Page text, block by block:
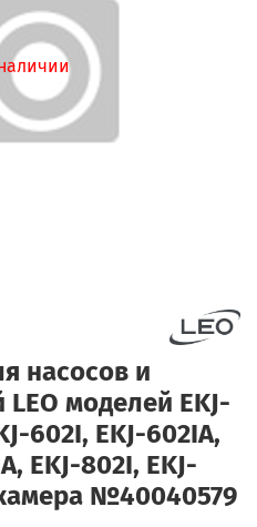
насосов и
моделей EKJ-
602I, EKJ-602IA,
EKJ-802I, EKJ-
№40040579